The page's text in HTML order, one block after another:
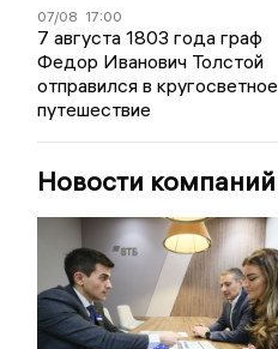
07/08 17:00
7 августа 1803 года граф
Федор Иванович Толстой
отправился в кругосветное
путешествие
Новости компаний